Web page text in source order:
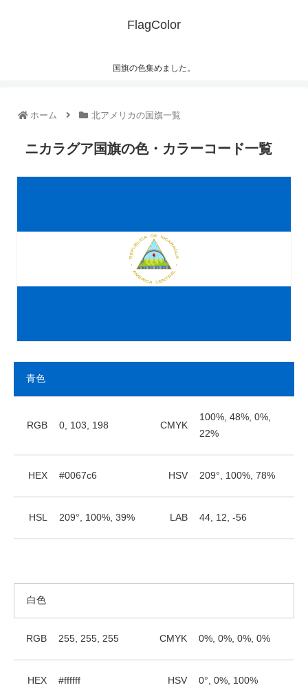
FlagColor
国旗の色集めました。
ホーム 北アメリカの国旗一覧
ニカラグア国旗の色・カラーコード一覧
青色
RGB 0, 103, 198 CMYK
100%, 48%, 0%,
22%
HEX #0067c6 HSV 209°, 100%, 78%
HSL 209°, 100%, 39% LAB 44, 12, -56
白色
RGB 255, 255, 255 CMYK 0%, 0%, 0%, 0%
HEX #ffffff HSV 0°, 0%, 100%